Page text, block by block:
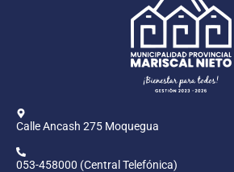
Calle Ancash 275 Moquegua
053-458000 (Central Telefónica)